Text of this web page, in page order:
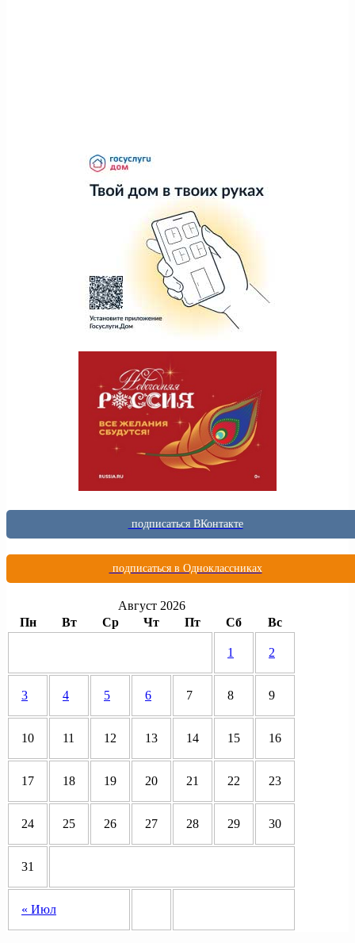
подписаться ВКонтакте
подписаться в Одноклассниках
Август 2026
Пн
Вт Ср Чт Пт Сб Вс
« Июл
1 2
3 4 5 6 7 8 9
10 11 12 13 14 15 16
17 18 19 20 21 22 23
24 25 26 27 28 29 30
31